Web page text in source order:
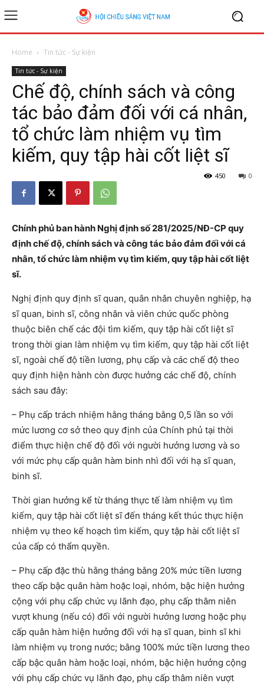
Home Tin tức - Sự kiện
Tin tức - Sự kiện
Chế độ, chính sách và công
tác bảo đảm đối với cá nhân,
tổ chức làm nhiệm vụ tìm
kiếm, quy tập hài cốt liệt sĩ
0
450
Chính phủ ban hành Nghị định số 281/2025/NĐ-CP quy
định chế độ, chính sách và công tác bảo đảm đối với cá
nhân, tổ chức làm nhiệm vụ tìm kiếm, quy tập hài cốt liệt
sĩ.
Nghị định quy định sĩ quan, quân nhân chuyên nghiệp, hạ
sĩ quan, binh sĩ, công nhân và viên chức quốc phòng
thuộc biên chế các đội tìm kiếm, quy tập hài cốt liệt sĩ
trong thời gian làm nhiệm vụ tìm kiếm, quy tập hài cốt liệt
sĩ, ngoài chế độ tiền lương, phụ cấp và các chế độ theo
quy định hiện hành còn được hưởng các chế độ, chính
sách sau đây:
– Phụ cấp trách nhiệm hằng tháng bằng 0,5 lần so với
mức lương cơ sở theo quy định của Chính phủ tại thời
điểm thực hiện chế độ đối với người hưởng lương và so
với mức phụ cấp quân hàm binh nhì đối với hạ sĩ quan,
binh sĩ.
Thời gian hưởng kể từ tháng thực tế làm nhiệm vụ tìm
kiếm, quy tập hài cốt liệt sĩ đến tháng kết thúc thực hiện
nhiệm vụ theo kế hoạch tìm kiếm, quy tập hài cốt liệt sĩ
của cấp có thẩm quyền.
– Phụ cấp đặc thù hằng tháng bằng 20% mức tiền lương
theo cấp bậc quân hàm hoặc loại, nhóm, bậc hiện hưởng
cộng với phụ cấp chức vụ lãnh đạo, phụ cấp thâm niên
vượt khung (nếu có) đối với người hưởng lương hoặc phụ
cấp quân hàm hiện hưởng đối với hạ sĩ quan, binh sĩ khi
làm nhiệm vụ trong nước; bằng 100% mức tiền lương theo
cấp bậc quân hàm hoặc loại, nhóm, bậc hiện hưởng cộng
với phụ cấp chức vụ lãnh đạo, phụ cấp thâm niên vượt